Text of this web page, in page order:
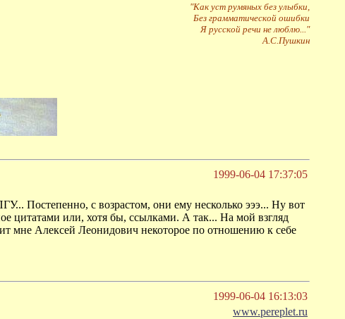
"Как уст румяных без улыбки,
Без грамматической ошибки
Я русской речи не люблю..."
А.С.Пушкин
1999-06-04 17:37:05
Постепенно, с возрастом, они ему несколько эээ... Ну вот
цитатами или, хотя бы, ссылками. А так... На мой взгляд
мне Алексей Леонидович некоторое по отношению к себе
1999-06-04 16:13:03
www.pereplet.ru